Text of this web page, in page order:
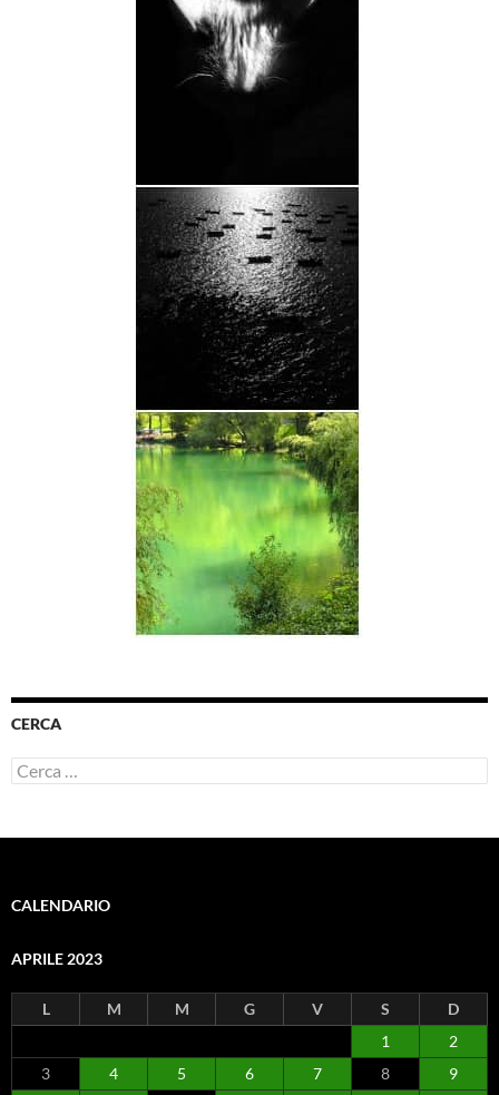
CERCA
Ricerca
per:
CALENDARIO
APRILE 2023
L M M G V S
D
1
2
3
4 5 6 7 8
9